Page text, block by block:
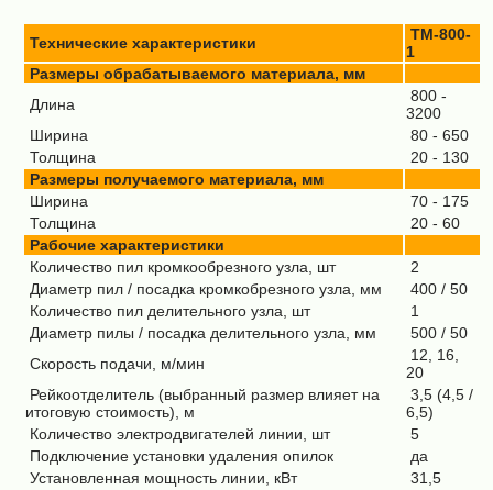
Технические характеристики
ТМ-800-
1
Размеры обрабатываемого материала, мм
Длина
800 -
3200
Ширина
80 - 650
Толщина
20 - 130
Размеры получаемого материала, мм
Ширина
70 - 175
Толщина
20 - 60
Рабочие характеристики
Количество пил кромкообрезного узла, шт
2
Диаметр пил / посадка кромкобрезного узла, мм
400 / 50
Количество пил делительного узла, шт
1
Диаметр пилы / посадка делительного узла, мм
500 / 50
Скорость подачи, м/мин
12, 16,
20
Рейкоотделитель (выбранный размер влияет на
итоговую стоимость), м
3,5 (4,5 /
6,5)
Количество электродвигателей линии, шт
5
Подключение установки удаления опилок
да
Установленная мощность линии, кВт
31,5